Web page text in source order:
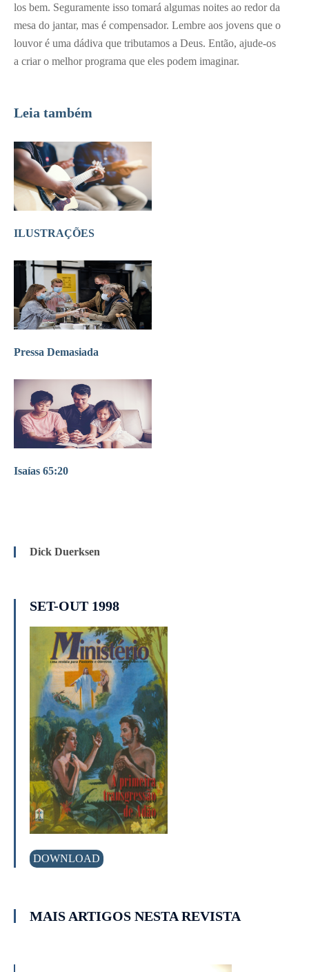
los bem. Seguramente isso tomará algumas noites ao redor da
mesa do jantar, mas é compensador. Lembre aos jovens que o
louvor é uma dádiva que tributamos a Deus. Então, ajude-os
a criar o melhor programa que eles podem imaginar.
Leia também
ILUSTRAÇÕES
Pressa Demasiada
Isaías 65:20
Dick Duerksen
SET-OUT 1998
DOWNLOAD
MAIS ARTIGOS NESTA REVISTA